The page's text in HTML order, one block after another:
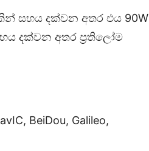
සහය දක්වන අතර එය 90W
දක්වන අතර ප්‍රතිලෝම
BeiDou, Galileo,